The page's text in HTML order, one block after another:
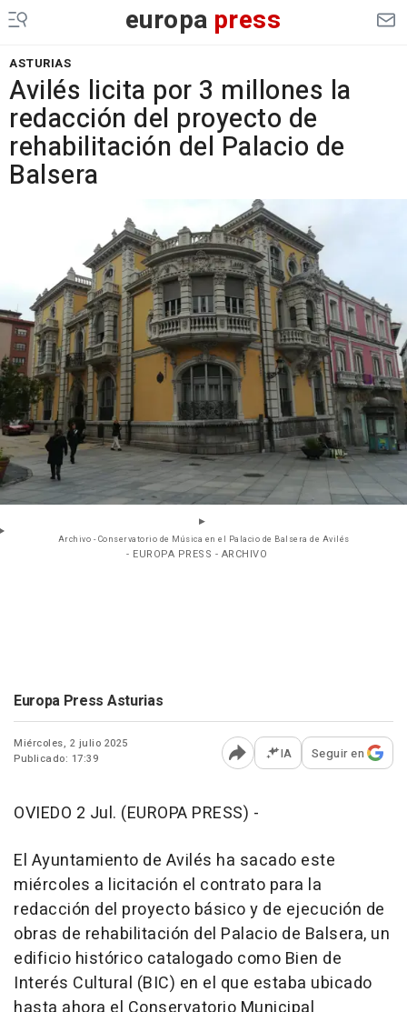
europa press
ASTURIAS
Avilés licita por 3 millones la
redacción del proyecto de
rehabilitación del Palacio de
Balsera
Archivo - Conservatorio de Música en el Palacio de Balsera de Avilés
- EUROPA PRESS - ARCHIVO
Europa Press Asturias
Miércoles, 2 julio 2025
Publicado: 17:39
Abrir opciones para
IA Seguir en
OVIEDO 2 Jul. (EUROPA PRESS) -
El Ayuntamiento de Avilés ha sacado este
miércoles a licitación el contrato para la
redacción del proyecto básico y de ejecución de
obras de rehabilitación del Palacio de Balsera, un
edificio histórico catalogado como Bien de
Interés Cultural (BIC) en el que estaba ubicado